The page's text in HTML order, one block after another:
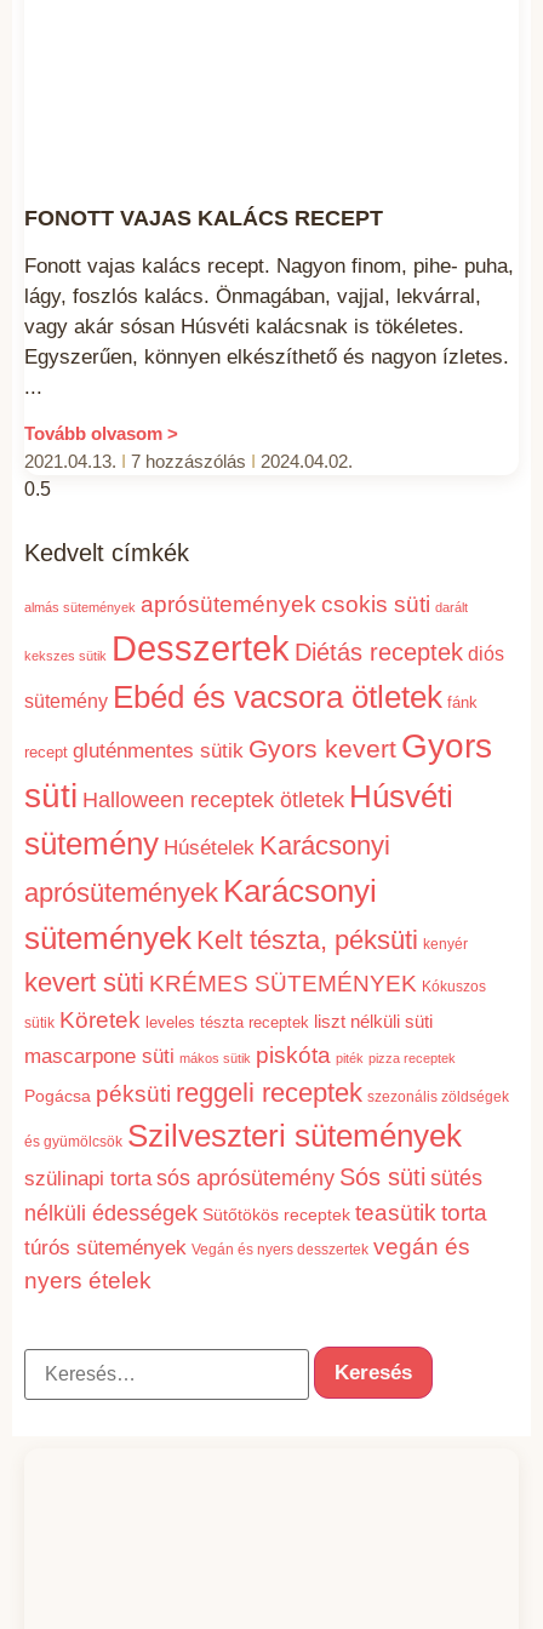
FONOTT VAJAS KALÁCS RECEPT
Fonott vajas kalács recept. Nagyon finom, pihe- puha,
lágy, foszlós kalács. Önmagában, vajjal, lekvárral,
vagy akár sósan Húsvéti kalácsnak is tökéletes.
Egyszerűen, könnyen elkészíthető és nagyon ízletes.
Tovább olvasom >
2021.04.13.
7 hozzászólás 2024.04.02.
Kedvelt címkék
almás sütemények aprósütemények csokis süti darált
kekszes sütik Desszertek Diétás receptek diós
sütemény Ebéd és vacsora ötletek fánk
recept gluténmentes sütik Gyors kevert Gyors
süti Halloween receptek ötletek Húsvéti
sütemény Húsételek Karácsonyi
aprósütemények Karácsonyi
sütemények Kelt tészta, péksüti kenyér
kevert süti KRÉMES SÜTEMÉNYEK Kókuszos
sütik Köretek leveles tészta receptek liszt nélküli süti
mascarpone süti mákos sütik piskóta piték pizza receptek
Pogácsa péksüti reggeli receptek szezonális zöldségek
és gyümölcsök Szilveszteri sütemények
szülinapi torta sós aprósütemény Sós süti sütés
nélküli édességek Sütőtökös receptek teasütiktorta
túrós sütemények Vegán és nyers desszertek vegán és
nyers ételek